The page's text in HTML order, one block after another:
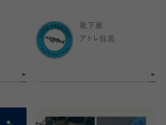
靴下屋
アトレ目黒